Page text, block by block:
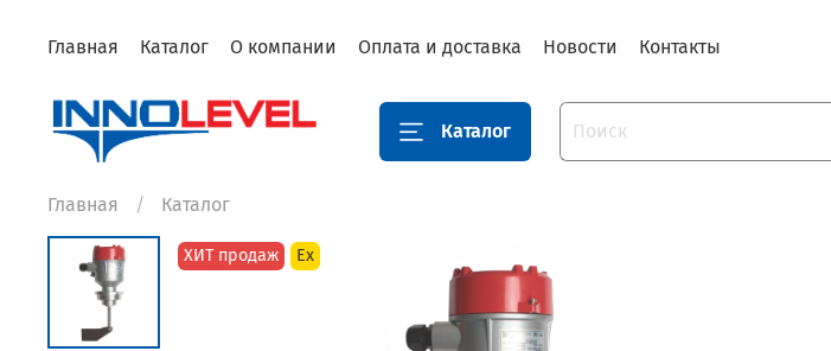
Главная Каталог О компании Оплата и доставка Новости Контакты
Каталог
Главная Каталог
ХИТ продаж Ex